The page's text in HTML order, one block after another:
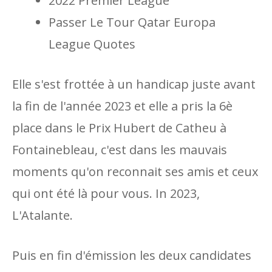
Passer Le Tour Qatar Europa
League Quotes
Elle s'est frottée à un handicap juste avant
la fin de l'année 2023 et elle a pris la 6è
place dans le Prix Hubert de Catheu à
Fontainebleau, c'est dans les mauvais
moments qu'on reconnait ses amis et ceux
qui ont été là pour vous. In 2023,
L'Atalante.
Puis en fin d'émission les deux candidates